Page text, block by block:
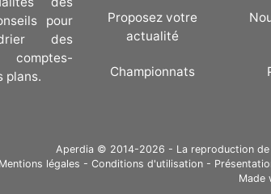
pour
des
comptes-
plans.
Proposez votre
actualité
Championnats
Aperdia © 2014-2026 - La reproduction
Mentions légales - Conditions d'utilisation -
Made